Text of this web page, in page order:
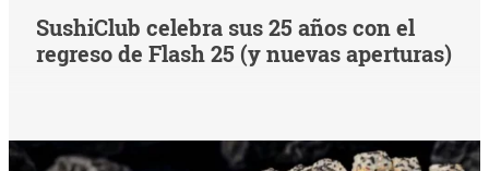
SushiClub celebra sus 25 años con el
regreso de Flash 25 (y nuevas aperturas)